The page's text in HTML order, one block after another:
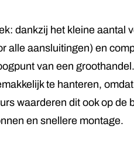
dankzij het kleine aantal
alle aansluitingen) en
van een
te hanteren,
waarderen dit ook op
en snellere montage.